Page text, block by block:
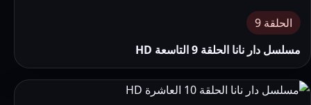
الحلقة 9
مسلسل دار نانا الحلقة 9 التاسعة HD